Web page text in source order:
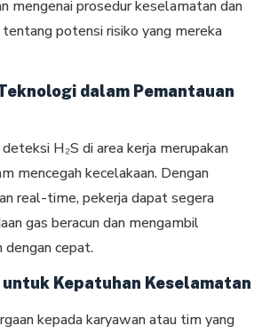
mengenai prosedur keselamatan dan
potensi risiko yang mereka
dalam Pemantauan
H₂S di area kerja merupakan
mencegah kecelakaan. Dengan
real-time, pekerja dapat segera
gas beracun dan mengambil
dengan cepat.
Kepatuhan Keselamatan
kepada karyawan atau tim yang